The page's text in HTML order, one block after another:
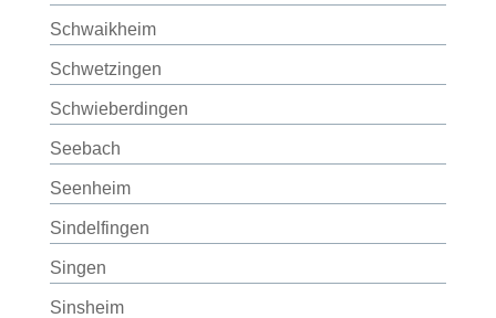
Schwaikheim
Schwetzingen
Schwieberdingen
Seebach
Seenheim
Sindelfingen
Singen
Sinsheim